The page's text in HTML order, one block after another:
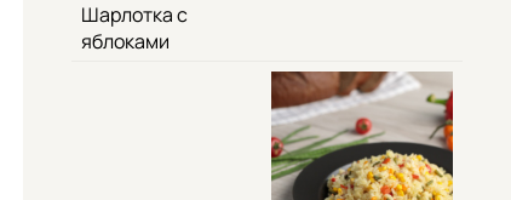
Шарлотка с
яблоками